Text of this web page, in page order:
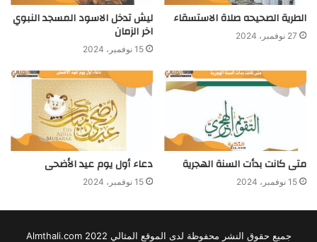
الطرية الصحيحه صلاة الاستسقاء
27 نوفمبر، 2024
ليش تدخل الاسود المسجد النبوي
اخر الزمان
15 نوفمبر، 2024
متى كانت بدأت السنة الهجرية
15 نوفمبر، 2024
دعاء أول يوم عيد الأضحى
15 نوفمبر، 2024
جميع حقوق النشر محفوظة لدى الموقع المثالي 2022 Almthali.com